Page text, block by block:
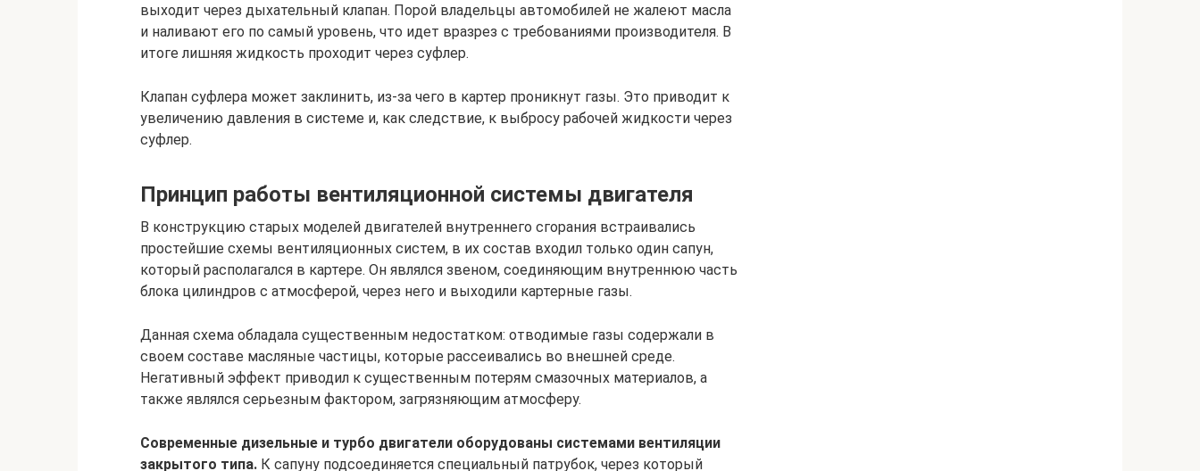
выходит через дыхательный клапан. Порой владельцы автомобилей не жалеют масла
и наливают его по самый уровень, что идет вразрез с требованиями производителя. В
итоге лишняя жидкость проходит через суфлер.
Клапан суфлера может заклинить, из-за чего в картер проникнут газы. Это приводит к
увеличению давления в системе и, как следствие, к выбросу рабочей жидкости через
суфлер.
Принцип работы вентиляционной системы двигателя
В конструкцию старых моделей двигателей внутреннего сгорания встраивались
простейшие схемы вентиляционных систем, в их состав входил только один сапун,
который располагался в картере. Он являлся звеном, соединяющим внутреннюю часть
блока цилиндров с атмосферой, через него и выходили картерные газы.
Данная схема обладала существенным недостатком: отводимые газы содержали в
своем составе масляные частицы, которые рассеивались во внешней среде.
Негативный эффект приводил к существенным потерям смазочных материалов, а
также являлся серьезным фактором, загрязняющим атмосферу.
Современные дизельные и турбо двигатели оборудованы системами вентиляции
закрытого типа. К сапуну подсоединяется специальный патрубок, через который